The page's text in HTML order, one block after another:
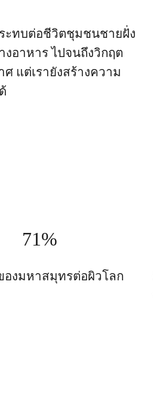
ะทบต่อชีวิตชุมชนชายฝั่ง
อาหาร ไปจนถึงวิกฤต
แต่เรายังสร้างความ
71%
งมหาสมุทรต่อผิวโลก